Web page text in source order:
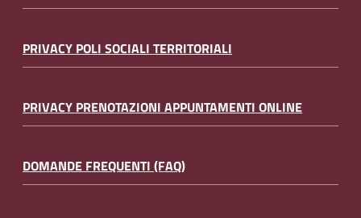
PRIVACY POLI SOCIALI TERRITORIALI
PRIVACY PRENOTAZIONI APPUNTAMENTI ONLINE
DOMANDE FREQUENTI (FAQ)